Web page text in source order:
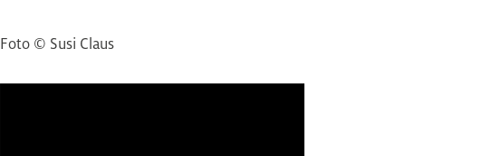
Foto © Susi Claus